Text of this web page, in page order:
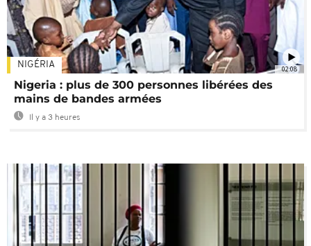
02:08
NIGÉRIA
Nigeria : plus de 300 personnes libérées des
mains de bandes armées
Il y a 3 heures